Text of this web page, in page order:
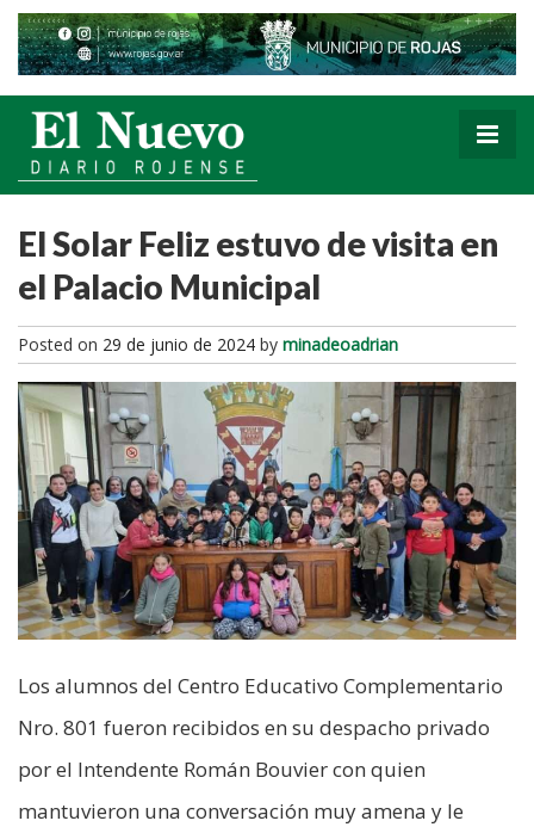
El Solar Feliz estuvo de visita en
el Palacio Municipal
Posted on 29 de junio de 2024 by minadeoadrian
Los alumnos del Centro Educativo Complementario
Nro. 801 fueron recibidos en su despacho privado
por el Intendente Román Bouvier con quien
mantuvieron una conversación muy amena y le